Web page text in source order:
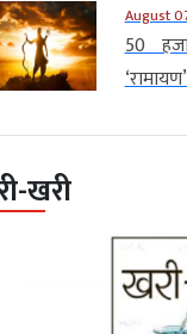
August
50
खरी